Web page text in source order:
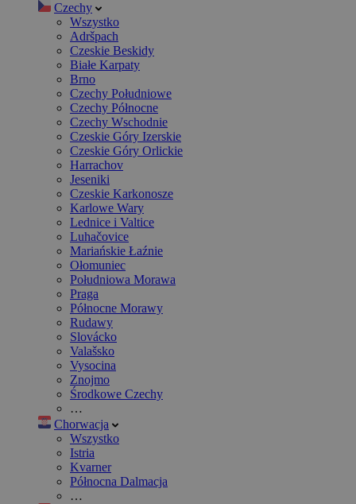
Czechy
Wszystko
Adršpach
Czeskie Beskidy
Białe Karpaty
Brno
Czechy Południowe
Czechy Północne
Czechy Wschodnie
Czeskie Góry Izerskie
Czeskie Góry Orlickie
Harrachov
Jeseniki
Czeskie Karkonosze
Karlowe Wary
Lednice i Valtice
Luhačovice
Mariańskie Łaźnie
Ołomuniec
Południowa Morawa
Praga
Północne Morawy
Rudawy
Slovácko
Valašsko
Vysocina
Znojmo
Środkowe Czechy
…
Chorwacja
Wszystko
Istria
Kvarner
Północna Dalmacja
…